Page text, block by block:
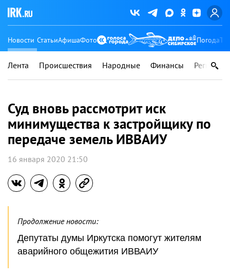
Новости СтатьиАфишаФото Погода
Лента Происшествия Народные Финансы Регионы
Суд вновь рассмотрит иск
минимущества к застройщику по
передаче земель ИВВАИУ
16 января 2020 21:50
Продолжение новости:
Депутаты думы Иркутска помогут жителям
аварийного общежития ИВВАИУ